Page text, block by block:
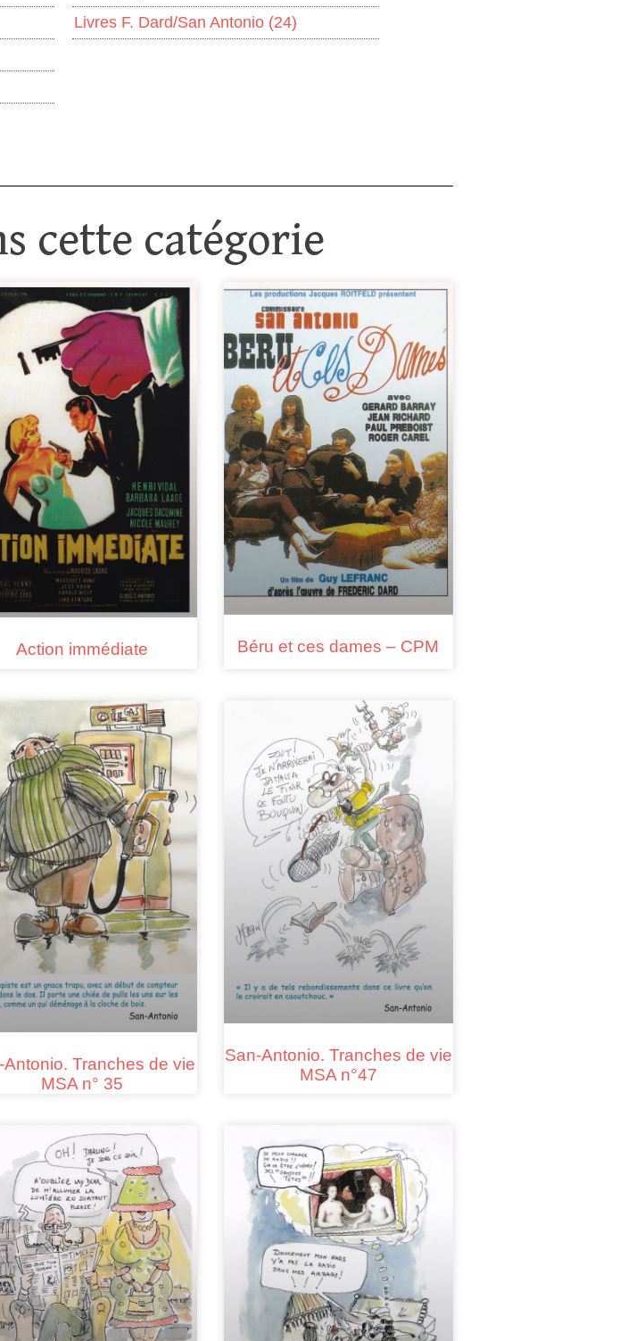
Livres F. Dard/San Antonio (24)
cette catégorie
Action immédiate Béru et ces dames – CPM
Antonio. Tranches de vie
MSA n° 35
San-Antonio. Tranches de vie
MSA n°47